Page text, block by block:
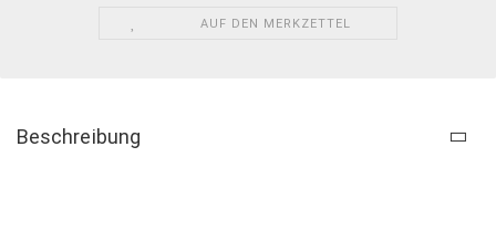
AUF DEN MERKZETTEL
Beschreibung